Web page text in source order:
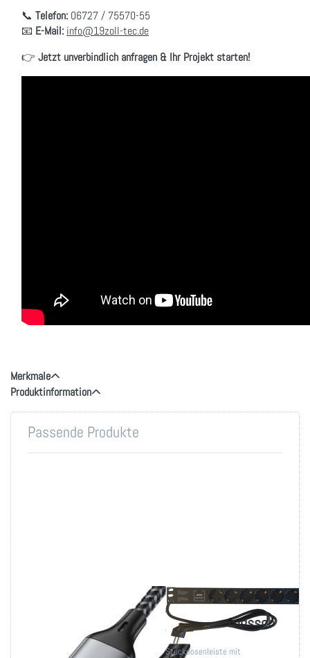
📞 Telefon: 06727 / 75570-55
📧 E-Mail: info@19zoll-tec.de
👉 Jetzt unverbindlich anfragen & Ihr Projekt starten!
Merkmale
Produktinformation
Passende Produkte
USB-A auf C Daten-
USB Typ-A-Stecker auf Typ-C-
Stecker, 1m Kabel
PDU mit
Überspannungsschutz
19 Zoll 8x Schuko-
Steckdosenleiste mit